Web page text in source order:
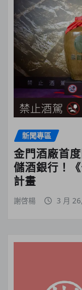
新聞專區
金門酒廠首
儲酒銀行！
計畫
謝啓楊 3 月